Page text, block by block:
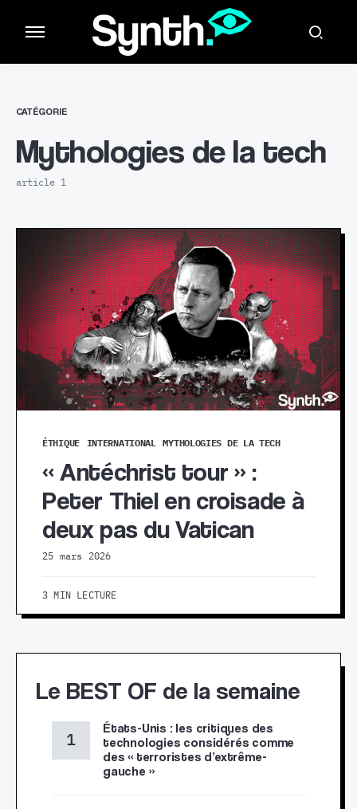
CATÉGORIE
Mythologies de la tech
article 1
ÉTHIQUE INTERNATIONAL MYTHOLOGIES DE LA TECH
« Antéchrist tour » :
Peter Thiel en croisade à
deux pas du Vatican
25 mars 2026
3 MIN LECTURE
Le BEST OF de la semaine
États-Unis : les critiques des
technologies considérés comme
des « terroristes d’extrême-
gauche »